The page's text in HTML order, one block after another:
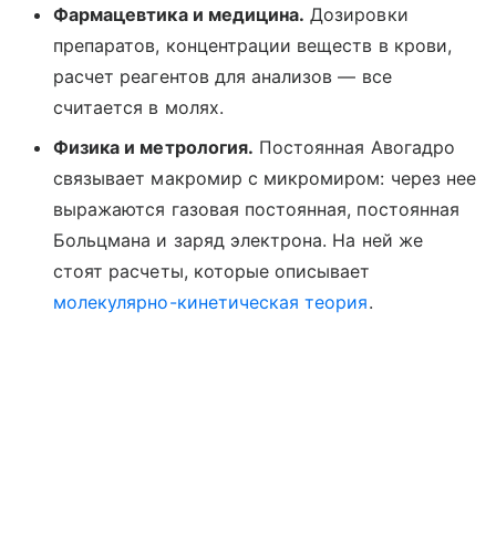
Фармацевтика и медицина. Дозировки
препаратов, концентрации веществ в крови,
расчет реагентов для анализов — все
считается в молях.
Физика и метрология. Постоянная Авогадро
связывает макромир с микромиром: через нее
выражаются газовая постоянная, постоянная
Больцмана и заряд электрона. На ней же
стоят расчеты, которые описывает
молекулярно-кинетическая теория.